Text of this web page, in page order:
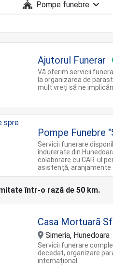
Ajutorul Funerar
Vă oferim servicii
la organizarea de
mult vreți să ne
Pompe Funebre
Servicii funerare
îndurerate din
colaborare cu CAR-ul
asistență, aranjamente
într-o rază de 50 km.
Casa Mortuară
Simeria, Hunedoara
Servicii funerare
decedat, organizare
internațional